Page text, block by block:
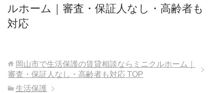
ルホーム｜審査・保証人なし・高齢者も
対応
岡山市で生活保護の賃貸相談ならミニクルホーム｜
審査・保証人なし・高齢者も対応 TOP
生活保護